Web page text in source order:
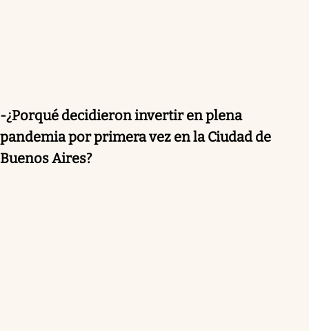
-¿Porqué decidieron invertir en plena
pandemia por primera vez en la Ciudad de
Buenos Aires?